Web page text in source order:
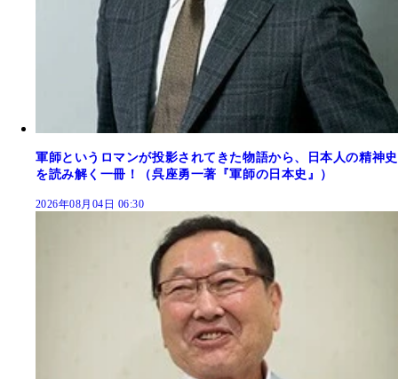
軍師というロマンが投影されてきた物語から、日本人の精神史
を読み解く一冊！（呉座勇一著『軍師の日本史』）
2026年08月04日 06:30